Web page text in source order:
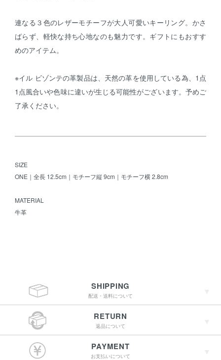
連なる３色のレザーモチーフが大人可愛いキーリング。かさ
ばらず、軽快な持ち心地なのも魅力です。ギフトにもおすす
めのアイテム。
※イル ビゾンテの革製品は、天然の革を使用している為、1点
1点風合いや色味に違いが生じる可能性がございます。予めご
了承ください。
SIZE
ONE｜全長 12.5cm｜モチーフ縦 9cm｜モチーフ横 2.8cm
MATERIAL
牛革
SHIPPING
配送・送料について
￥4,400（税込）以上
のご購入で送料無料
RETURN
返品について
PAYMENT
お支払いについて